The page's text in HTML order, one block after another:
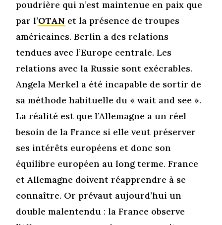
poudrière qui n’est maintenue en paix que
par l’OTAN et la présence de troupes
américaines. Berlin a des relations
tendues avec l’Europe centrale. Les
relations avec la Russie sont exécrables.
Angela Merkel a été incapable de sortir de
sa méthode habituelle du « wait and see ».
La réalité est que l’Allemagne a un réel
besoin de la France si elle veut préserver
ses intérêts européens et donc son
équilibre européen au long terme. France
et Allemagne doivent réapprendre à se
connaître. Or prévaut aujourd’hui un
double malentendu : la France observe